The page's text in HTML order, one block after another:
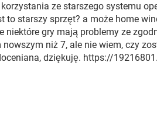
ze starszego systemu
to starszy sprzęt? a może home
niektóre gry mają problemy ze
niż 7, ale nie wiem, czy
dziękuję. https://